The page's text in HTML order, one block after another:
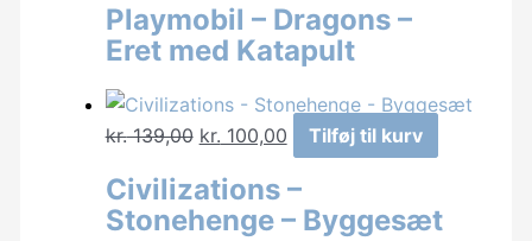
Playmobil – Dragons –
Eret med Katapult
kr.139,00 Den
oprindelige
pris
var:
kr. 100,00Den
aktuelle
pris
er:
Tilføj til kurv
Civilizations –
Stonehenge – Byggesæt